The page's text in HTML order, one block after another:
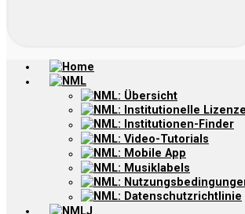
Home
NML
NML: Übersicht
NML: Institutionelle
NML: Institutionen-Finder
NML: Video-Tutorials
NML: Mobile App
NML: Musiklabels
NML:
NML: Datenschutzrichtlinie